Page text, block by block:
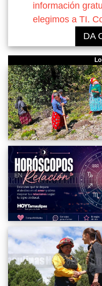
información
elegimos a TI.
DA